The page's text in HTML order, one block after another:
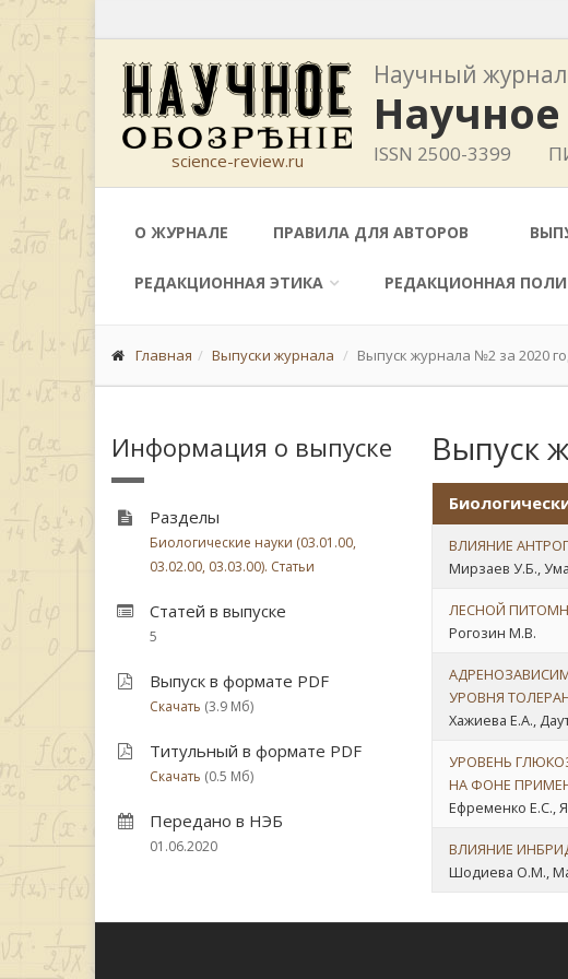
science-review.ru
Научный журнал
ISSN 2500-3399
О ЖУРНАЛЕ ПРАВИЛА ДЛЯ АВТОРОВ
РЕДАКЦИОННАЯ ЭТИКА РЕДАКЦИОННАЯ
Главная Выпуски журнала Выпуск журнала №2 за 2020
Информация о выпуске
Разделы
Биологические науки (03.01.00,
03.02.00, 03.03.00). Статьи
Статей в выпуске
5
Выпуск в формате PDF
Скачать (3.9 Мб)
Титульный в формате PDF
Скачать (0.5 Мб)
Передано в НЭБ
01.06.2020
Выпуск
ВЛИЯНИЕ
Мирзаев У.Б.,
ЛЕСНОЙ
Рогозин М.В.
УРОВНЯ
Хажиева Е.А.,
УРОВЕНЬ
НА ФОНЕ
Ефременко Е.С.,
ВЛИЯНИЕ
Шодиева О.М.,